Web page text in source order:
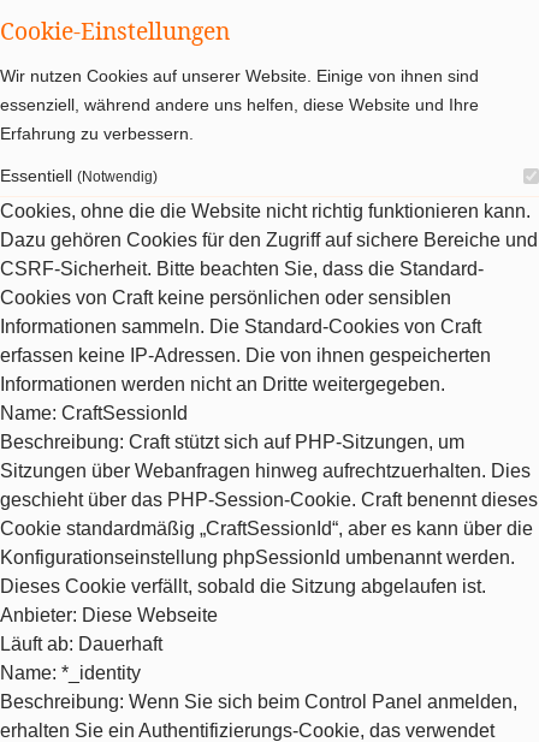
Cookie-Einstellungen
Wir nutzen Cookies auf unserer Website. Einige von ihnen sind
essenziell, während andere uns helfen, diese Website und Ihre
Erfahrung zu verbessern.
Essentiell (Notwendig)
Cookies, ohne die die Website nicht richtig funktionieren kann.
Dazu gehören Cookies für den Zugriff auf sichere Bereiche und
CSRF-Sicherheit. Bitte beachten Sie, dass die Standard-
Cookies von Craft keine persönlichen oder sensiblen
Informationen sammeln. Die Standard-Cookies von Craft
erfassen keine IP-Adressen. Die von ihnen gespeicherten
Informationen werden nicht an Dritte weitergegeben.
Name: CraftSessionId
Beschreibung: Craft stützt sich auf PHP-Sitzungen, um
Sitzungen über Webanfragen hinweg aufrechtzuerhalten. Dies
geschieht über das PHP-Session-Cookie. Craft benennt dieses
Cookie standardmäßig „CraftSessionId“, aber es kann über die
Konfigurationseinstellung phpSessionId umbenannt werden.
Dieses Cookie verfällt, sobald die Sitzung abgelaufen ist.
Anbieter: Diese Webseite
Läuft ab: Dauerhaft
Name: *_identity
Beschreibung: Wenn Sie sich beim Control Panel anmelden,
erhalten Sie ein Authentifizierungs-Cookie, das verwendet